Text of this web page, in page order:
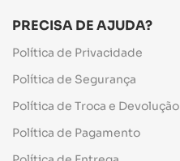
PRECISA DE AJUDA?
Política de Privacidade
Política de Segurança
Política de Troca e Devolução
Política de Pagamento